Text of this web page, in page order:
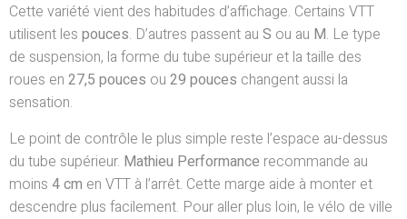
Cette variété vient des habitudes d’affichage. Certains VTT
utilisent les pouces. D’autres passent au S ou au M. Le type
de suspension, la forme du tube supérieur et la taille des
roues en 27,5 pouces ou 29 pouces changent aussi la
sensation.
Le point de contrôle le plus simple reste l’espace au-dessus
du tube supérieur. Mathieu Performance recommande au
moins 4 cm en VTT à l’arrêt. Cette marge aide à monter et
descendre plus facilement. Pour aller plus loin, le vélo de ville